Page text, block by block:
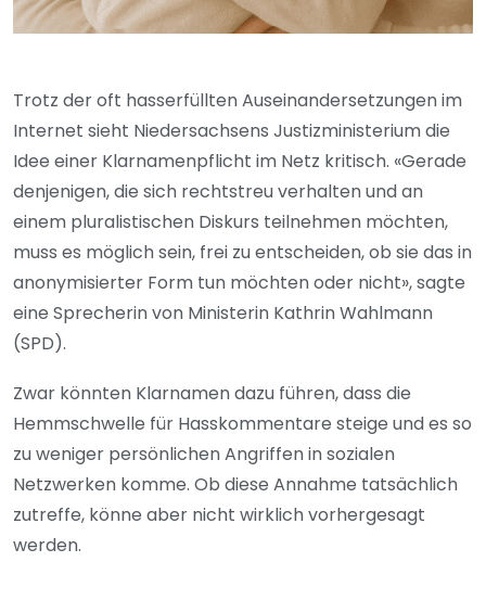
Trotz der oft hasserfüllten Auseinandersetzungen im
Internet sieht Niedersachsens Justizministerium die
Idee einer Klarnamenpflicht im Netz kritisch. «Gerade
denjenigen, die sich rechtstreu verhalten und an
einem pluralistischen Diskurs teilnehmen möchten,
muss es möglich sein, frei zu entscheiden, ob sie das in
anonymisierter Form tun möchten oder nicht», sagte
eine Sprecherin von Ministerin Kathrin Wahlmann
(SPD).
Zwar könnten Klarnamen dazu führen, dass die
Hemmschwelle für Hasskommentare steige und es so
zu weniger persönlichen Angriffen in sozialen
Netzwerken komme. Ob diese Annahme tatsächlich
zutreffe, könne aber nicht wirklich vorhergesagt
werden.